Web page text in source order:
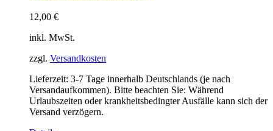
12,00 €
inkl. MwSt.
zzgl. Versandkosten
Lieferzeit: 3-7 Tage innerhalb Deutschlands (je nach
Versandaufkommen). Bitte beachten Sie: Während
Urlaubszeiten oder krankheitsbedingter Ausfälle kann sich der
Versand verzögern.